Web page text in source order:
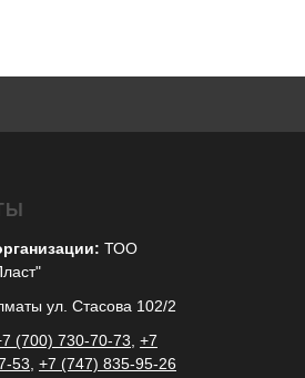
ТОО
ул. Стасова 102/2
(700) 730-70-73, +7
53, +7 (747) 835-95-26